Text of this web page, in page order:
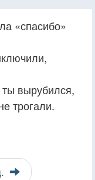
«спасибо»
вырубился,
трогали.